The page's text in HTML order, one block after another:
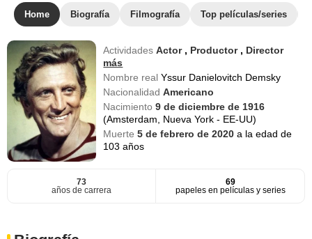
Home Biografía Filmografía Top películas/series
ActividadesActor , Productor , Director
más
Nombre realYssur Danielovitch Demsky
NacionalidadAmericano
Nacimiento9 de diciembre de 1916
(Amsterdam, Nueva York - EE-UU)
Muerte5 de febrero de 2020a la edad de
103 años
73
años de carrera
69
papeles en películas y series